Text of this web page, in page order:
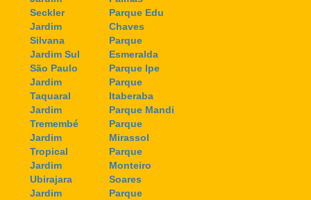
Seckler
Jardim
Silvana
Jardim Sul
São Paulo
Jardim
Taquaral
Jardim
Tremembé
Jardim
Tropical
Jardim
Ubirajara
Jardim
Parque Edu
Chaves
Parque
Esmeralda
Parque Ipe
Parque
Itaberaba
Parque Mandi
Parque
Mirassol
Parque
Monteiro
Soares
Parque